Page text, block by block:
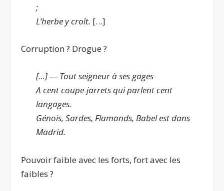
;
L’herbe y croît. […]
Corruption ? Drogue ?
[…] — Tout seigneur à ses gages
A cent coupe-jarrets qui parlent cent
langages.
Génois, Sardes, Flamands, Babel est dans
Madrid.
Pouvoir faible avec les forts, fort avec les
faibles ?